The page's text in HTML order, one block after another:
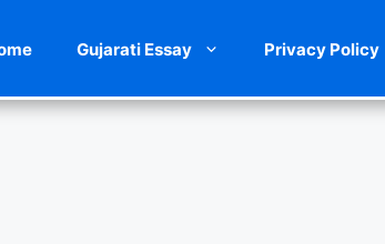
Gujarati Essay Privacy Policy